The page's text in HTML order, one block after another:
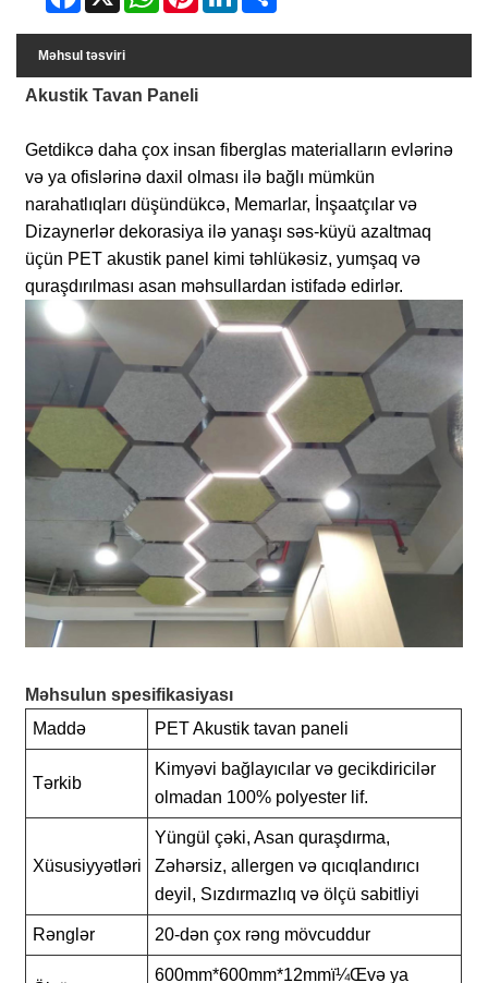
Məhsul təsviri
Akustik Tavan Paneli
Getdikcə daha çox insan fiberglas materialların evlərinə
və ya ofislərinə daxil olması ilə bağlı mümkün
narahatlıqları düşündükcə, Memarlar, İnşaatçılar və
Dizaynerlər dekorasiya ilə yanaşı səs-küyü azaltmaq
üçün PET akustik panel kimi təhlükəsiz, yumşaq və
quraşdırılması asan məhsullardan istifadə edirlər.
Məhsulun spesifikasiyası
Maddə
PET Akustik tavan paneli
Tərkib
Kimyəvi bağlayıcılar və gecikdiricilər
olmadan 100% polyester lif.
Xüsusiyyətləri
Yüngül çəki, Asan quraşdırma,
Zəhərsiz, allergen və qıcıqlandırıcı
deyil, Sızdırmazlıq və ölçü sabitliyi
Rənglər 20-dən çox rəng mövcuddur
600mm*600mm*12mmï¼Œvə ya